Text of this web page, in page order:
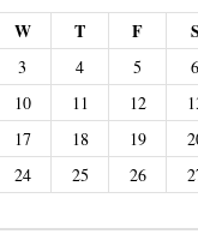
W T F S
3 4 5 6
10 11 12
17 18 19
24 25 26